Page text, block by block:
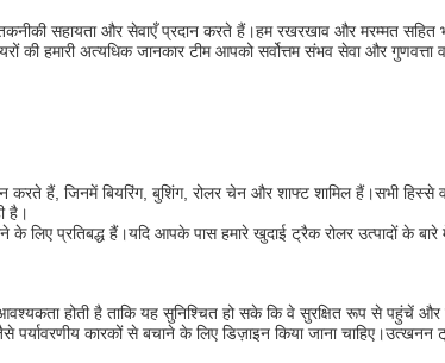
सहायता और सेवाएँ प्रदान करते हैं।हम रखरखाव और मरम्मत
की हमारी अत्यधिक जानकार टीम आपको सर्वोत्तम संभव सेवा और गुणवत्ता
करते हैं, जिनमें बियरिंग, बुशिंग, रोलर चेन और शाफ्ट शामिल हैं।सभी
है।
के लिए प्रतिबद्ध हैं।यदि आपके पास हमारे खुदाई ट्रैक रोलर उत्पादों के
होती है ताकि यह सुनिश्चित हो सके कि वे सुरक्षित रूप से पहुंचें
पर्यावरणीय कारकों से बचाने के लिए डिज़ाइन किया जाना